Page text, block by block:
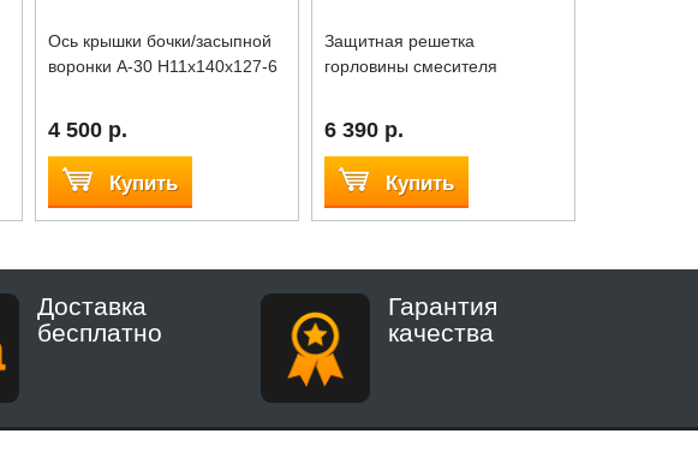
Ось крышки бочки/засыпной
воронки A-30 H11x140x127-6
4 500 р.
Купить
Защитная решетка
горловины смесителя
6 390 р.
Купить
Доставка
бесплатно
Гарантия
качества